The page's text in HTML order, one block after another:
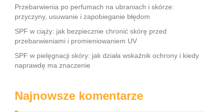
Przebarwienia po perfumach na ubraniach i skórze:
przyczyny, usuwanie i zapobieganie błędom
SPF w ciąży: jak bezpiecznie chronić skórę przed
przebarwieniami i promieniowaniem UV
SPF w pielęgnacji skóry: jak działa wskaźnik ochrony i kiedy
naprawdę ma znaczenie
Najnowsze komentarze